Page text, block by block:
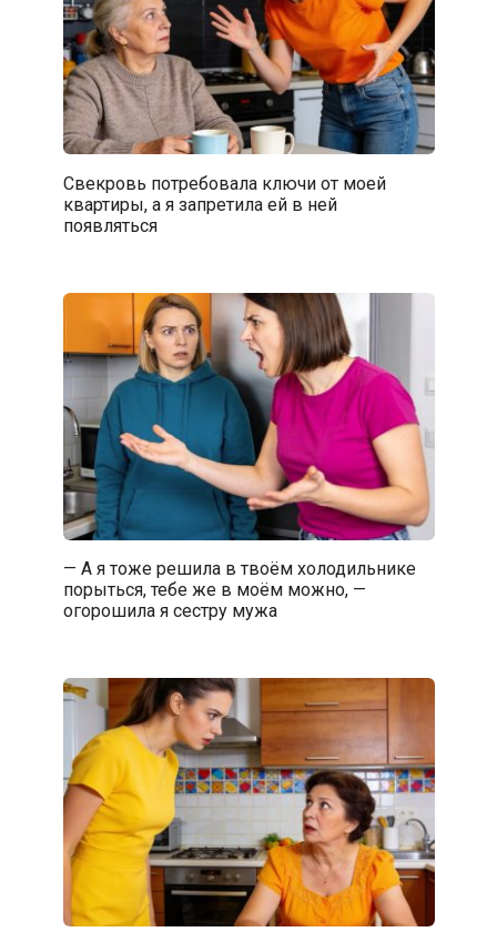
Свекровь потребовала ключи от моей
квартиры, а я запретила ей в ней
появляться
— А я тоже решила в твоём холодильнике
порыться, тебе же в моём можно, —
огорошила я сестру мужа